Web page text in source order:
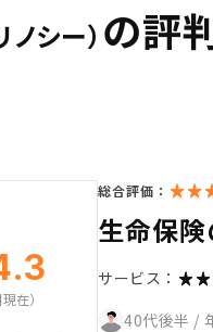
ノシー） の評
在）
総合評価：
生命保
サービス：
40代後半 /